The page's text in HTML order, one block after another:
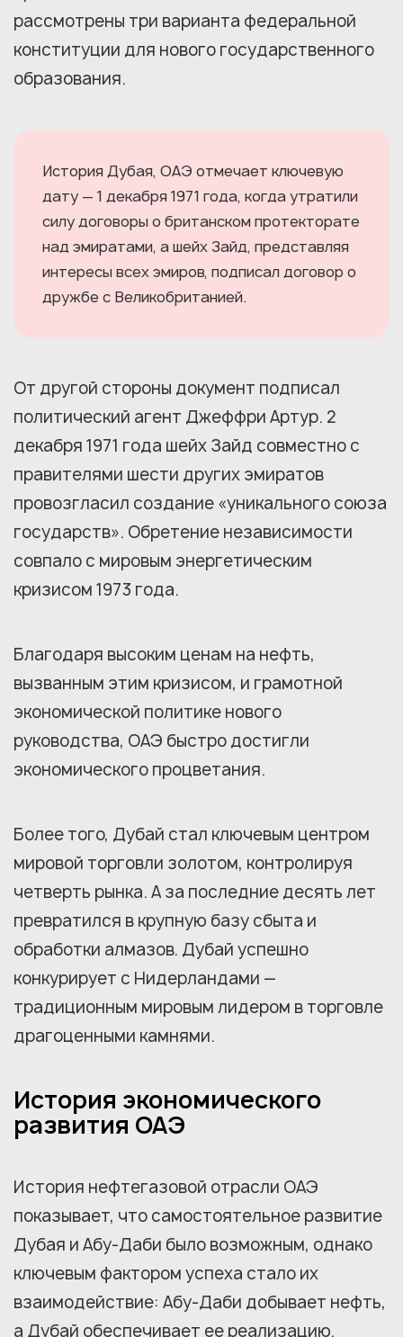
рассмотрены три варианта федеральной
конституции для нового государственного
образования.
История Дубая, ОАЭ отмечает ключевую
дату — 1 декабря 1971 года, когда утратили
силу договоры о британском протекторате
над эмиратами, а шейх Зайд, представляя
интересы всех эмиров, подписал договор о
дружбе с Великобританией.
От другой стороны документ подписал
политический агент Джеффри Артур. 2
декабря 1971 года шейх Зайд совместно с
правителями шести других эмиратов
провозгласил создание «уникального союза
государств». Обретение независимости
совпало с мировым энергетическим
кризисом 1973 года.
Благодаря высоким ценам на нефть,
вызванным этим кризисом, и грамотной
экономической политике нового
руководства, ОАЭ быстро достигли
экономического процветания.
Более того, Дубай стал ключевым центром
мировой торговли золотом, контролируя
четверть рынка. А за последние десять лет
превратился в крупную базу сбыта и
обработки алмазов. Дубай успешно
конкурирует с Нидерландами —
традиционным мировым лидером в торговле
драгоценными камнями.
История экономического
развития ОАЭ
История нефтегазовой отрасли ОАЭ
показывает, что самостоятельное развитие
Дубая и Абу-Даби было возможным, однако
ключевым фактором успеха стало их
взаимодействие: Абу-Даби добывает нефть,
а Дубай обеспечивает ее реализацию.